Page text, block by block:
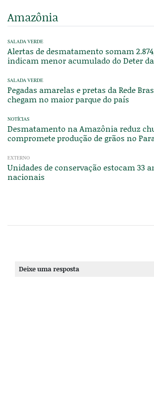
Amazônia
SALADA VERDE
Alertas de desmatamento somam
indicam menor acumulado do Deter
SALADA VERDE
Pegadas amarelas e pretas da Rede
chegam no maior parque do país
NOTÍCIAS
Desmatamento na Amazônia reduz
compromete produção de grãos no
EXTERNO
Unidades de conservação estocam 33
nacionais
Deixe uma resposta